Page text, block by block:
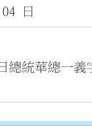
日
總統華總一義